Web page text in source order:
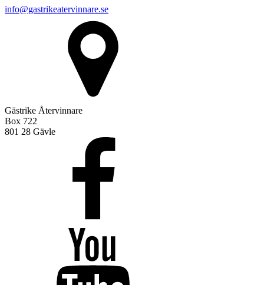
info@gastrikeatervinnare.se
Gästrike Återvinnare
Box 722
801 28 Gävle